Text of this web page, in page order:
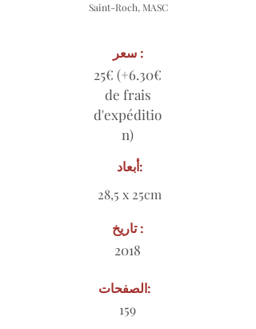
Saint-Roch, MASC
سعر :
25€ (+6.30€
de frais
d'expéditio
n)
أبعاد:
28,5 x 25cm
تاريخ :
2018
الصفحات:
159